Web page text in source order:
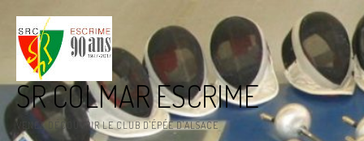
contenu
SR COLMAR ESCRIME
VENEZ DÉCOUVRIR LE CLUB D'ÉPÉE D'ALSACE